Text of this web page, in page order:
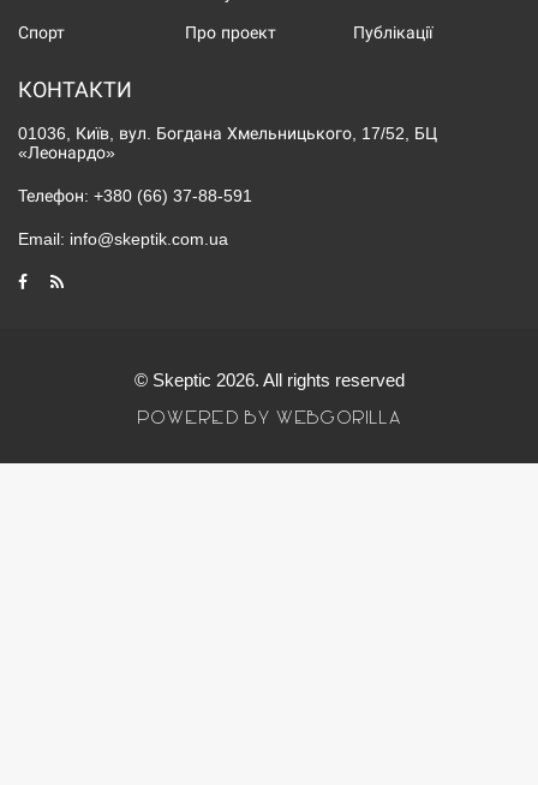
Спорт Про проект Публікації
КОНТАКТИ
01036, Київ, вул. Богдана Хмельницького, 17/52, БЦ
«Леонардо»
Телефон: +380 (66) 37-88-591
Email: info@skeptik.com.ua
© Skeptic 2026. All rights reserved
POWERED BY WEBGORILLA